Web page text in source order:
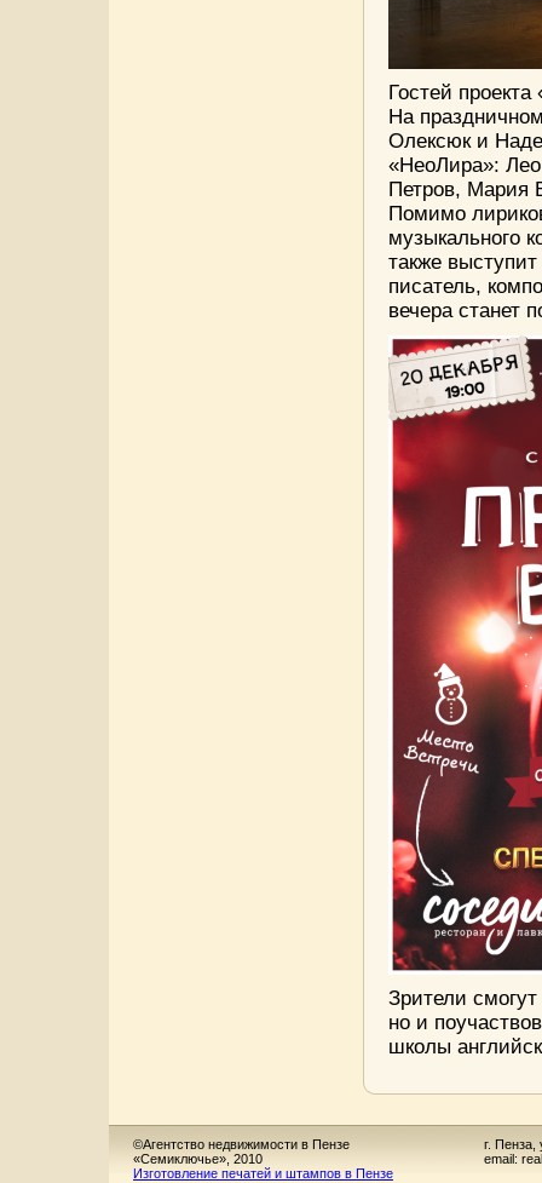
Гостей
На
Олексюк и
«НеоЛира»:
Петров, Мария
Помимо
музыкального
также
писатель,
вечера станет
Зрители
но и
школы
©Агентство недвижимости в Пензе
«Семиключье», 2010
Изготовление печатей и штампов в Пензе
г. Пенза,
email: